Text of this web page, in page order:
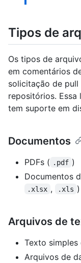
Tipos de
Os tipos de
em comentários
solicitação de pull
repositórios.
tem suporte em
Documentos
PDFs ( .pdf )
Documentos
.xlsx , .xls )
Arquivos de
Texto simples
Arquivos de